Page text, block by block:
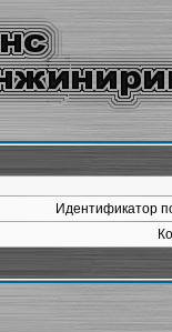
Идентификатор